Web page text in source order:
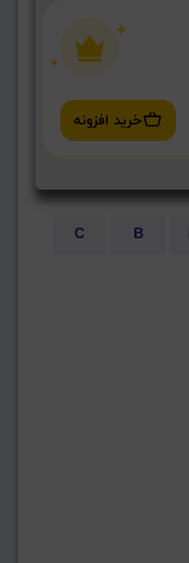
خرید افزونه
B
C